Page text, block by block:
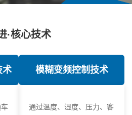
·核心技术
术 模糊变频控制技术
通过温度、湿度、压力、客